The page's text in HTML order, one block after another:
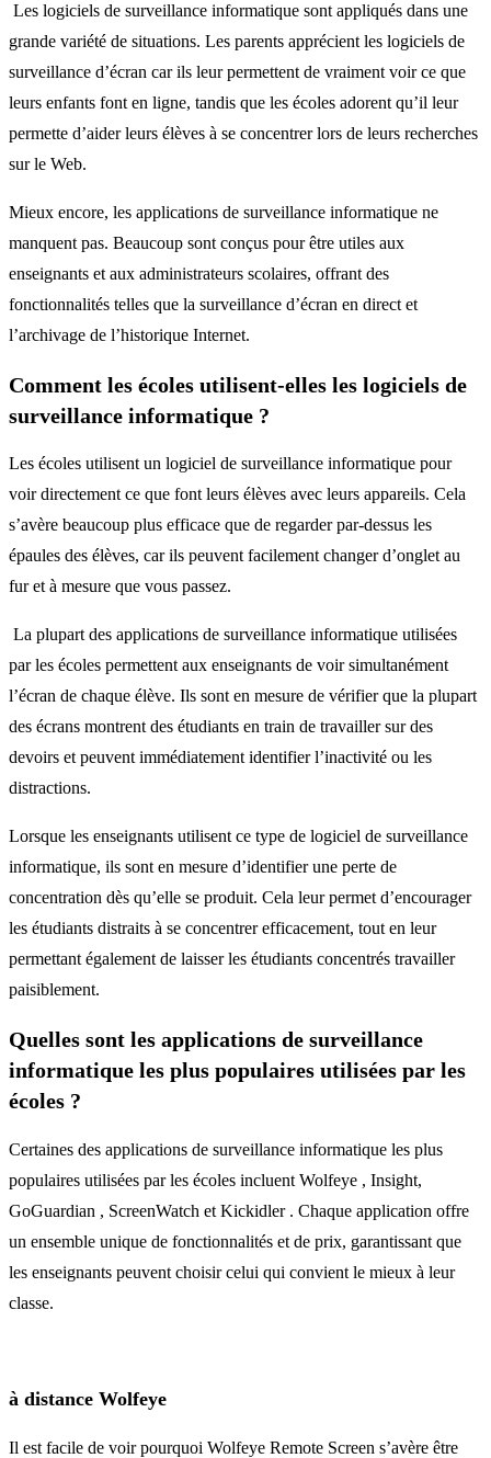
Les logiciels de surveillance informatique sont appliqués dans une
grande variété de situations. Les parents apprécient les logiciels de
surveillance d’écran car ils leur permettent de vraiment voir ce que
leurs enfants font en ligne, tandis que les écoles adorent qu’il leur
permette d’aider leurs élèves à se concentrer lors de leurs recherches
sur le Web.
Mieux encore, les applications de surveillance informatique ne
manquent pas. Beaucoup sont conçus pour être utiles aux
enseignants et aux administrateurs scolaires, offrant des
fonctionnalités telles que la surveillance d’écran en direct et
l’archivage de l’historique Internet.
Comment les écoles utilisent-elles les logiciels de
surveillance informatique ?
Les écoles utilisent un logiciel de surveillance informatique pour
voir directement ce que font leurs élèves avec leurs appareils. Cela
s’avère beaucoup plus efficace que de regarder par-dessus les
épaules des élèves, car ils peuvent facilement changer d’onglet au
fur et à mesure que vous passez.
La plupart des applications de surveillance informatique utilisées
par les écoles permettent aux enseignants de voir simultanément
l’écran de chaque élève. Ils sont en mesure de vérifier que la plupart
des écrans montrent des étudiants en train de travailler sur des
devoirs et peuvent immédiatement identifier l’inactivité ou les
distractions.
Lorsque les enseignants utilisent ce type de logiciel de surveillance
informatique, ils sont en mesure d’identifier une perte de
concentration dès qu’elle se produit. Cela leur permet d’encourager
les étudiants distraits à se concentrer efficacement, tout en leur
permettant également de laisser les étudiants concentrés travailler
paisiblement.
Quelles sont les applications de surveillance
informatique les plus populaires utilisées par les
écoles ?
Certaines des applications de surveillance informatique les plus
populaires utilisées par les écoles incluent Wolfeye , Insight,
GoGuardian , ScreenWatch et Kickidler . Chaque application offre
un ensemble unique de fonctionnalités et de prix, garantissant que
les enseignants peuvent choisir celui qui convient le mieux à leur
classe.
à distance Wolfeye
Il est facile de voir pourquoi Wolfeye Remote Screen s’avère être